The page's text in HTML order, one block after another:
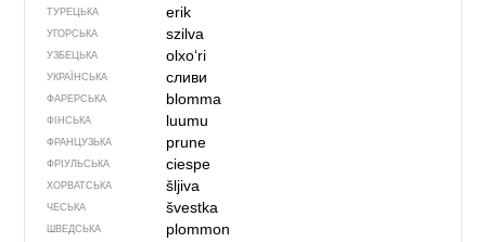
ТУРЕЦЬКА erik
УГОРСЬКА szilva
УЗБЕЦЬКА olxoʻri
УКРАЇНСЬКА сливи
ФАРЕРСЬКА blomma
ФІНСЬКА luumu
ФРАНЦУЗЬКА prune
ФРІУЛЬСЬКА ciespe
ХОРВАТСЬКА šljiva
ЧЕСЬКА švestka
ШВЕДСЬКА plommon